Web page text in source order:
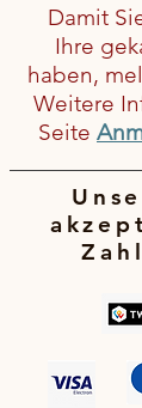
Damit
Ihre
haben,
Weitere
Seite